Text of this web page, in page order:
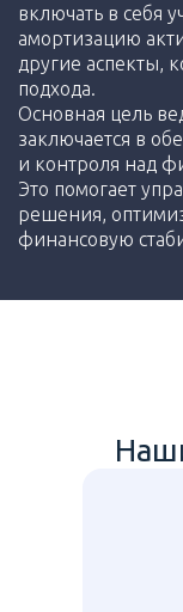
включать в себя
амортизацию
другие аспекты,
подхода.
Основная цель
заключается в
и контроля над
Это помогает
решения,
финансовую